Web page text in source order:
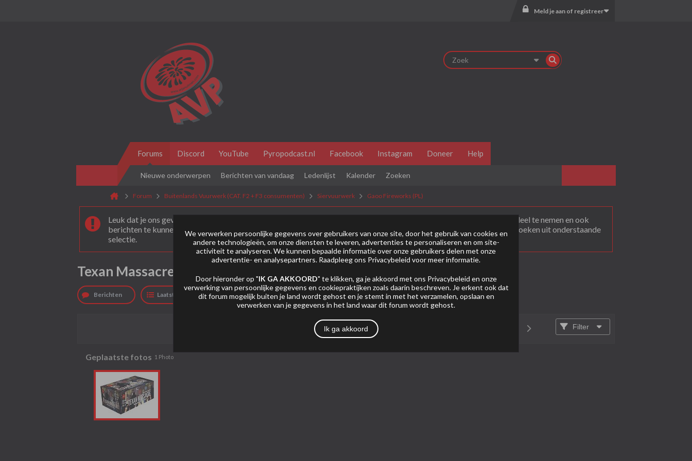
Meld je aan of registreer
Forums Discord YouTube Pyropodcast.nl Facebook Instagram Doneer Help
Nieuwe onderwerpen Berichten van vandaag Ledenlijst Kalender Zoeken
Forum Buitenlands Vuurwerk (CAT. F2 + F3 consumenten) Siervuurwerk Gaoo Fireworks (PL)
Leuk dat je ons gevonden hebt! Als dit je eerste bezoek is bekijk dan eerst even de
. Om actief deel te nemen en ook
berichten te kunnen plaatsen moet je je eerstregisteren
. Om berichten te bekijken, selecteer het forum dat je wil bezoeken uit onderstaande
selectie.
Texan Massacre
Berichten Laatste activiteit Foto's
Filter
Geplaatste fotos 1 Photo
We verwerken persoonlijke gegevens over gebruikers van onze site, door het gebruik van cookies en
andere technologieën, om onze diensten te leveren, advertenties te personaliseren en om site-
activiteit te analyseren. We kunnen bepaalde informatie over onze gebruikers delen met onze
advertentie- en analysepartners. Raadpleeg ons Privacybeleid voor meer informatie.
Door hieronder op "IK GA AKKOORD" te klikken, ga je akkoord met ons Privacybeleid en onze
verwerking van persoonlijke gegevens en cookiepraktijken zoals daarin beschreven. Je erkent ook dat
dit forum mogelijk buiten je land wordt gehost en je stemt in met het verzamelen, opslaan en
verwerken van je gegevens in het land waar dit forum wordt gehost.
Ik ga akkoord